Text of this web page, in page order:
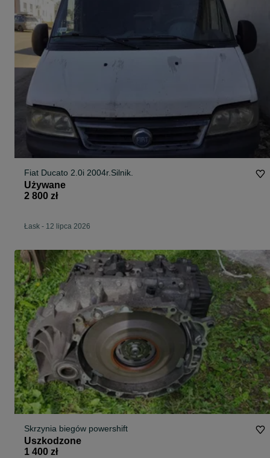
Fiat Ducato 2.0i 2004r.Silnik.
Używane
2 800 zł
Łask - 12 lipca 2026
Skrzynia biegów powershift
Uszkodzone
1 400 zł